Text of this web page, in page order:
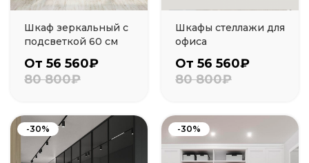
Шкаф зеркальный с
подсветкой 60 см
От 56 560₽
80 800₽
Шкафы стеллажи для
офиса
От 56 560₽
80 800₽
-30% -30%